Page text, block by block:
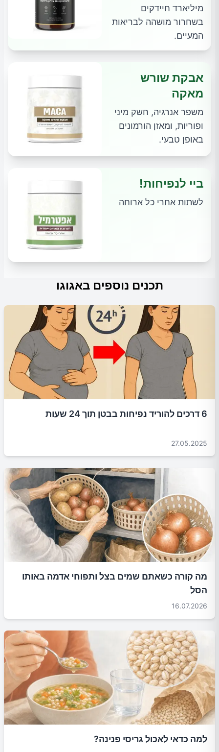
מיליארד חיידקים
בשחרור מושהה לבריאות
המעיים.
אבקת שורש
מאקה
משפר אנרגיה, חשק מיני
ופוריות, ומאזן הורמונים
באופן טבעי.
ביי לנפיחות!
לשתות אחרי כל ארוחה
תכנים נוספים באגוגו
6 דרכים להוריד נפיחות בבטן תוך 24 שעות
27.05.2025
מה קורה כשאתם שמים בצל ותפוחי אדמה באותו
הסל
16.07.2026
למה כדאי לאכול גריסי פנינה?